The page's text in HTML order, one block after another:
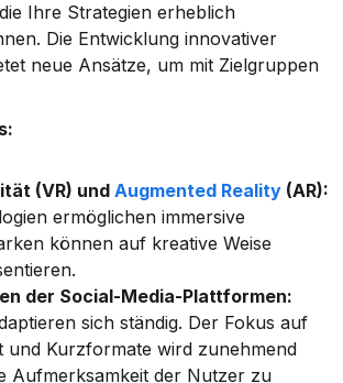
Ihre Strategien erheblich
Die Entwicklung innovativer
neue Ansätze, um mit Zielgruppen
(VR) und Augmented Reality (AR):
ermöglichen immersive
können auf kreative Weise
der Social-Media-Plattformen:
sich ständig. Der Fokus auf
und Kurzformate wird zunehmend
Aufmerksamkeit der Nutzer zu